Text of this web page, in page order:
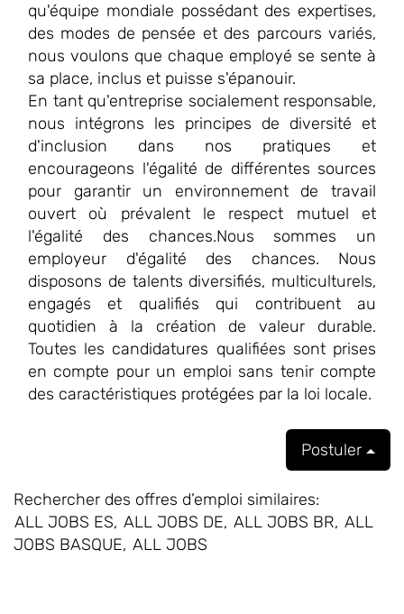
qu'équipe mondiale possédant des expertises,
des modes de pensée et des parcours variés,
nous voulons que chaque employé se sente à
sa place, inclus et puisse s'épanouir.
En tant qu'entreprise socialement responsable,
nous intégrons les principes de diversité et
d'inclusion dans nos pratiques et
encourageons l'égalité de différentes sources
pour garantir un environnement de travail
ouvert où prévalent le respect mutuel et
l'égalité des chances.Nous sommes un
employeur d'égalité des chances. Nous
disposons de talents diversifiés, multiculturels,
engagés et qualifiés qui contribuent au
quotidien à la création de valeur durable.
Toutes les candidatures qualifiées sont prises
en compte pour un emploi sans tenir compte
des caractéristiques protégées par la loi locale.
Postuler
Rechercher des offres d’emploi similaires:
ALL JOBS ES, ALL JOBS DE, ALL JOBS BR, ALL
JOBS BASQUE, ALL JOBS